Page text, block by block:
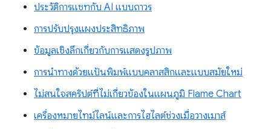
ประวัติการแชทกับ AI แบบถาวร
การปรับปรุงแผงประสิทธิภาพ
ข้อมูลเชิงลึกเกี่ยวกับการแสดงรูปภาพ
การนำทางด้วยแป้นพิมพ์แบบคลาสสิกและแบบสมัยใหม่
ไม่สนใจสคริปต์ที่ไม่เกี่ยวข้องในแผนภูมิ Flame Chart
เครื่องหมายไทม์ไลน์และการไฮไลต์ช่วงเมื่อวางเมาส์